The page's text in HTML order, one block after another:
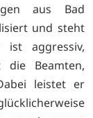
aus Bad
und steht
ist aggressiv,
die Beamten,
leistet er